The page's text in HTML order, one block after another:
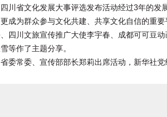
省文化发展大事评选发布活动经过3年的发
成为群众参与文化共建、共享文化自信的重
四川文旅宣传推广大使李宇春、成都可可豆
等作了主题分享。
常委、宣传部部长郑莉出席活动，新华社党